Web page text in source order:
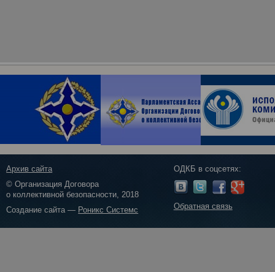
Архив сайта
© Организация Договора
о коллективной безопасности, 2018
Создание сайта — Роникс Системс
ОДКБ в соцсетях:
Обратная связь